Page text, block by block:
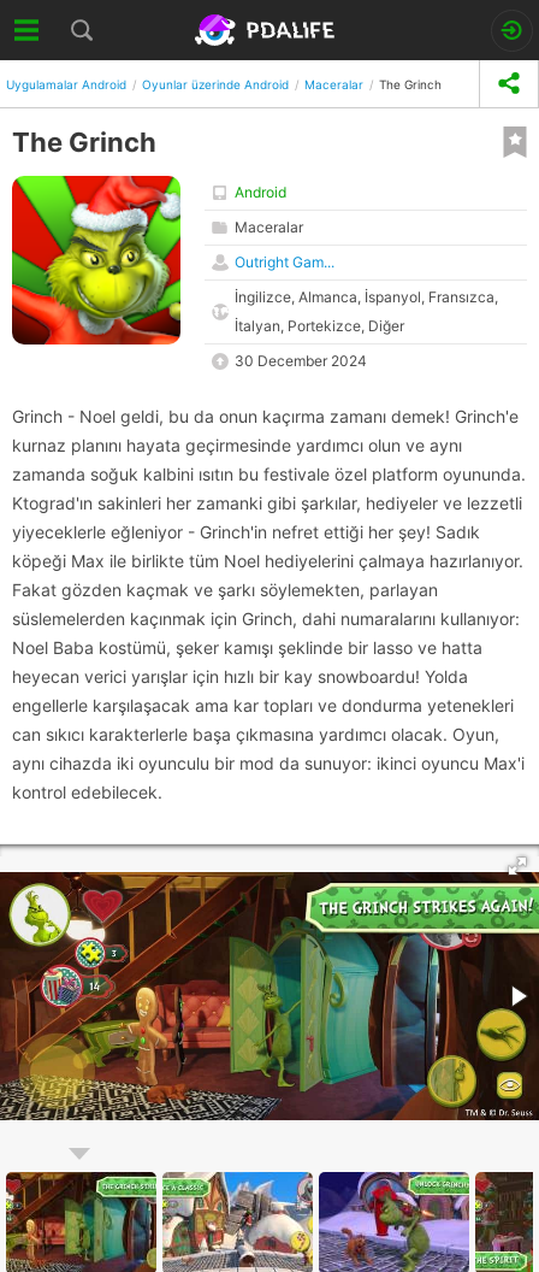
Uygulamalar Android Oyunlar üzerinde Android Maceralar The Grinch
The Grinch
Android
Maceralar
Outright Gam...
İngilizce, Almanca, İspanyol, Fransızca,
İtalyan, Portekizce, Diğer
30 December 2024
Grinch - Noel geldi, bu da onun kaçırma zamanı demek! Grinch'e
kurnaz planını hayata geçirmesinde yardımcı olun ve aynı
zamanda soğuk kalbini ısıtın bu festivale özel platform oyununda.
Ktograd'ın sakinleri her zamanki gibi şarkılar, hediyeler ve lezzetli
yiyeceklerle eğleniyor - Grinch'in nefret ettiği her şey! Sadık
köpeği Max ile birlikte tüm Noel hediyelerini çalmaya hazırlanıyor.
Fakat gözden kaçmak ve şarkı söylemekten, parlayan
süslemelerden kaçınmak için Grinch, dahi numaralarını kullanıyor:
Noel Baba kostümü, şeker kamışı şeklinde bir lasso ve hatta
heyecan verici yarışlar için hızlı bir kay snowboardu! Yolda
engellerle karşılaşacak ama kar topları ve dondurma yetenekleri
can sıkıcı karakterlerle başa çıkmasına yardımcı olacak. Oyun,
aynı cihazda iki oyunculu bir mod da sunuyor: ikinci oyuncu Max'i
kontrol edebilecek.